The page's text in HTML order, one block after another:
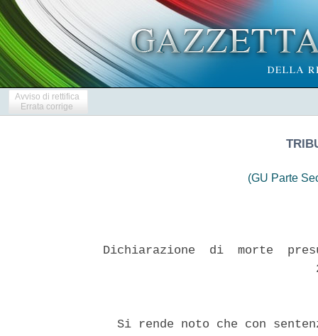
Avviso di rettifica
Errata corrige
(GU Parte
Dichiarazione  di  morte
Si rende noto che con